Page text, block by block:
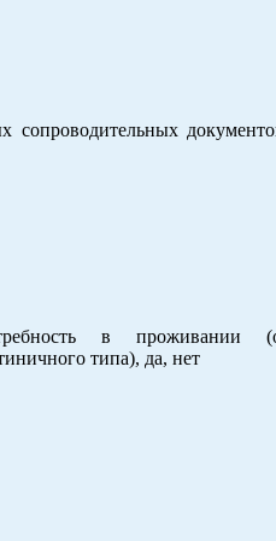
сопроводительных
в проживании
типа), да, нет